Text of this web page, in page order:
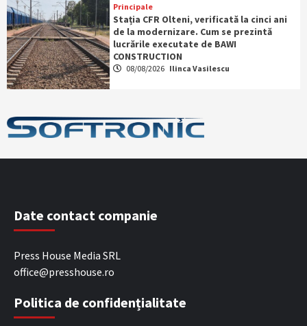
Principale
Stația CFR Olteni, verificată la cinci ani
de la modernizare. Cum se prezintă
lucrările executate de BAWI
CONSTRUCTION
08/08/2026 Ilinca Vasilescu
Date contact companie
Press House Media SRL
office@presshouse.ro
Politica de confidențialitate